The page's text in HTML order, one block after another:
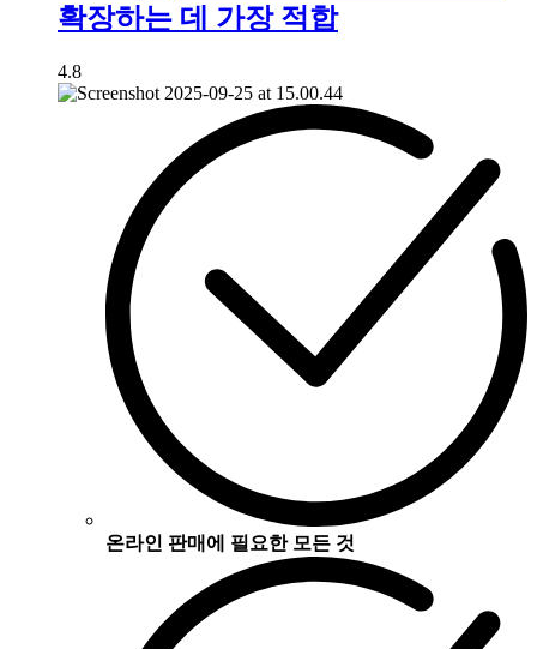
확장하는 데 가장 적합
4.8
온라인 판매에 필요한 모든 것